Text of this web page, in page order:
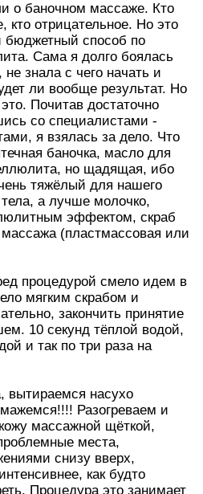
о баночном массаже. Кто
кто отрицательное. Но это
способ по
Сама я долго боялась
знала с чего начать и
ли вообще результат. Но
Почитав достаточно
со специалистами -
я взялась за дело. Что
баночка, масло для
но щадящая, ибо
тяжёлый для нашего
а лучше молочко,
эффектом, скраб
(пластмассовая или
процедурой смело идем в
мягким скрабом и
закончить принятие
10 секунд тёплой водой,
и так по три раза на
вытираемся насухо
Разогреваем и
массажной щёткой,
места,
снизу вверх,
как будто
Процедура это занимает